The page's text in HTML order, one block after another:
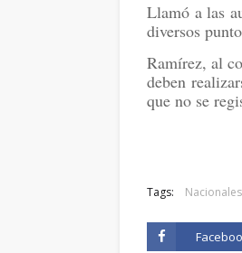
Llamó a las
diversos
Ramírez, al
deben
que no se
Tags: Nacionales